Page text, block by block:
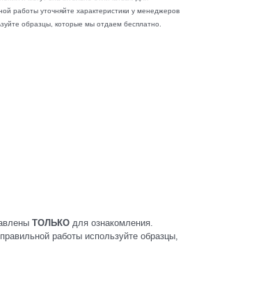
работы уточняйте характеристики у менеджеров
образцы, которые мы отдаем бесплатно.
ТОЛЬКО для ознакомления.
работы используйте образцы,